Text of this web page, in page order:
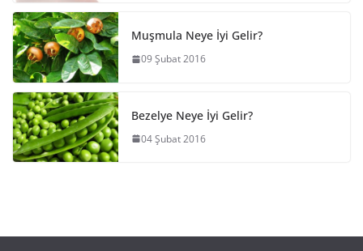
Muşmula Neye İyi Gelir?
09 Şubat 2016
Bezelye Neye İyi Gelir?
04 Şubat 2016